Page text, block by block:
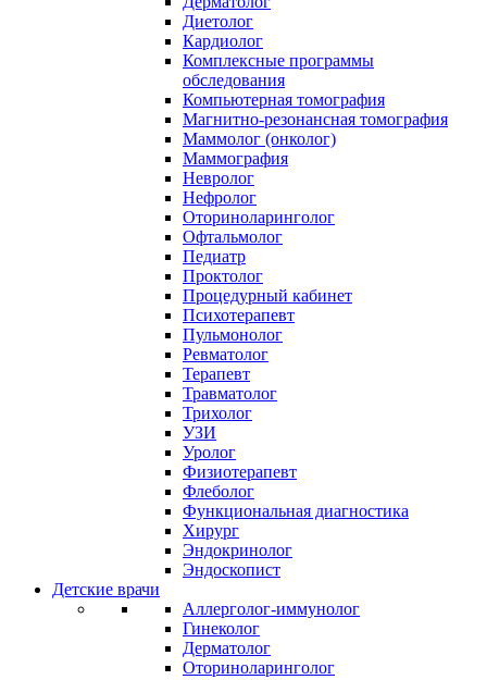
Диетолог
Кардиолог
Комплексные программы
обследования
Компьютерная томография
Магнитно-резонансная томография
Маммолог (онколог)
Маммография
Невролог
Нефролог
Оториноларинголог
Офтальмолог
Педиатр
Проктолог
Процедурный кабинет
Психотерапевт
Пульмонолог
Ревматолог
Терапевт
Травматолог
Трихолог
УЗИ
Уролог
Физиотерапевт
Флеболог
Функциональная диагностика
Хирург
Эндокринолог
Эндоскопист
Детские врачи
Аллерголог-иммунолог
Гинеколог
Дерматолог
Оториноларинголог